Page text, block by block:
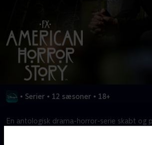
• Serier • 12 sæsoner • 18+
En antologisk drama-horror-serie skabt og